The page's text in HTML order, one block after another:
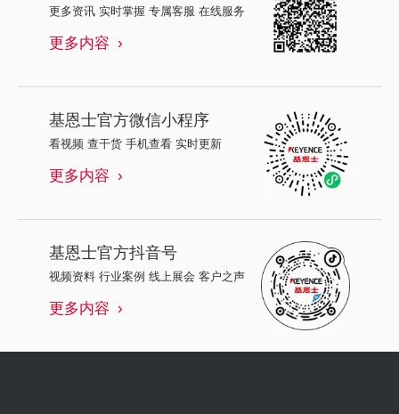
更多资讯 实时掌握 专属客服 在线服务
更多内容
基恩士官方微信小程序
看视频 查干货 手机查看 实时更新
更多内容
基恩士官方抖音号
视频资料 行业案例 线上展会 客户之声
更多内容